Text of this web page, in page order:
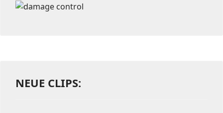
NEUE CLIPS: